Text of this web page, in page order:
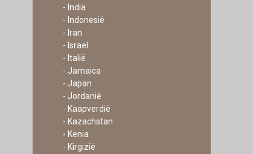
- India
- Indonesië
- Iran
- Israël
- Italië
- Jamaica
- Japan
- Jordanië
- Kaapverdië
- Kazachstan
- Kenia
- Kirgizië